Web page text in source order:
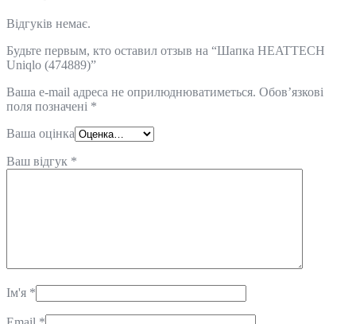
Відгуків немає.
Будьте первым, кто оставил отзыв на “Шапка HEATTECH
Uniqlo (474889)”
Ваша e-mail адреса не оприлюднюватиметься. Обов’язкові
поля позначені *
Ваша оцінка
Ваш відгук *
Ім'я *